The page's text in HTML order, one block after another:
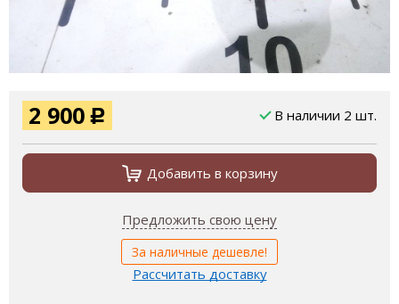
2 900 Р В наличии 2 шт.
Добавить в корзину
Предложить свою цену
За наличные дешевле!
Рассчитать доставку